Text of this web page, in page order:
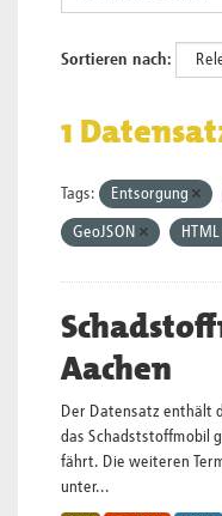
Sortieren nach
1
Tags: Entsorgung
GeoJSON HTML
Aachen
Der Datensatz enthält
das Schadststoffmobil
fährt. Die weiteren
unter...